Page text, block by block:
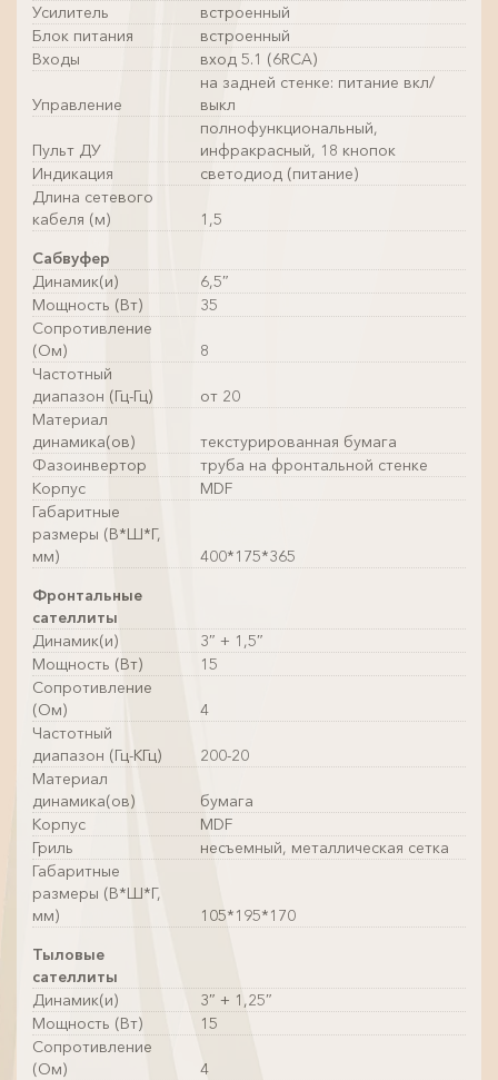
Усилитель
встроенный
Блок питания
встроенный
Входы
вход 5.1 (6RCA)
Управление
на задней стенке: питание вкл/
выкл
Пульт ДУ
полнофункциональный,
инфракрасный, 18 кнопок
Индикация
светодиод (питание)
Длина сетевого
кабеля (м)
1,5
Сабвуфер
Динамик(и)
6,5″
Мощность (Вт)
35
Сопротивление
(Ом)
8
Частотный
диапазон (Гц-Гц)
от 20
Материал
динамика(ов)
текстурированная бумага
Фазоинвертор
труба на фронтальной стенке
Корпус
MDF
Габаритные
размеры (В*Ш*Г,
мм)
400*175*365
Фронтальные
сателлиты
Динамик(и)
3″ + 1,5″
Мощность (Вт)
15
Сопротивление
(Ом)
4
Частотный
диапазон (Гц-КГц)
200-20
Материал
динамика(ов)
бумага
Корпус
MDF
Гриль
несъемный, металлическая сетка
Габаритные
размеры (В*Ш*Г,
мм)
105*195*170
Тыловые
сателлиты
Динамик(и)
3″ + 1,25″
Мощность (Вт)
15
Сопротивление
(Ом)
4